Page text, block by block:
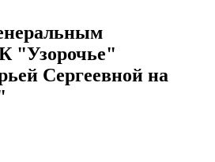
"Узорочье"
Сергеевной на